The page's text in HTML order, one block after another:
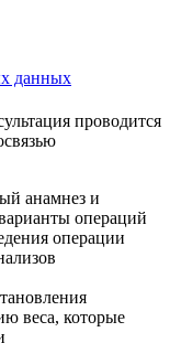
данных
проводится
анамнез и
операций
операции
веса, которые